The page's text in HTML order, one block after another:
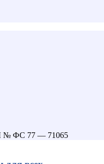
№ ФС 77 — 71065